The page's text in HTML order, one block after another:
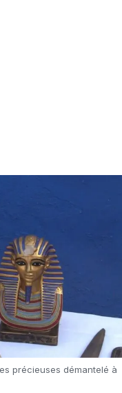
précieuses démantelé à